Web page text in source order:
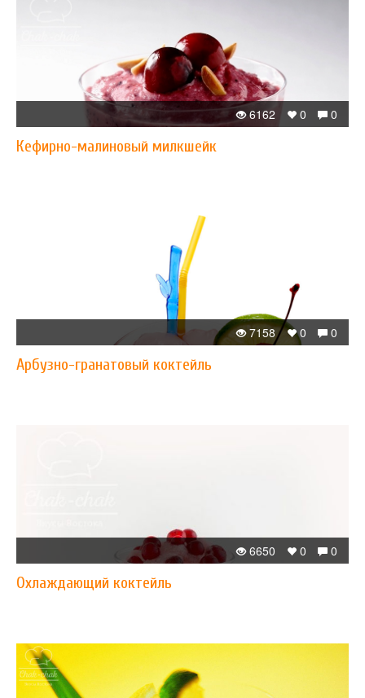
0
0
6162
Кефирно-малиновый милкшейк
0
0
7158
Арбузно-гранатовый коктейль
0
0
6650
Охлаждающий коктейль